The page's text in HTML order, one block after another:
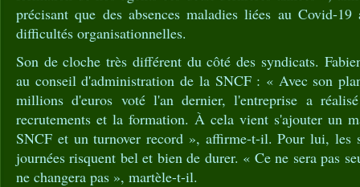
précisant que des absences maladies liées au Covid-
difficultés organisationnelles.
Son de cloche très différent du côté des syndicats.
au conseil d'administration de la SNCF : « Avec son
millions d'euros voté l'an dernier, l'entreprise a
recrutements et la formation. À cela vient s'ajouter un
SNCF et un turnover record », affirme-t-il. Pour lui, les
journées risquent bel et bien de durer. « Ce ne sera pas
ne changera pas », martèle-t-il.